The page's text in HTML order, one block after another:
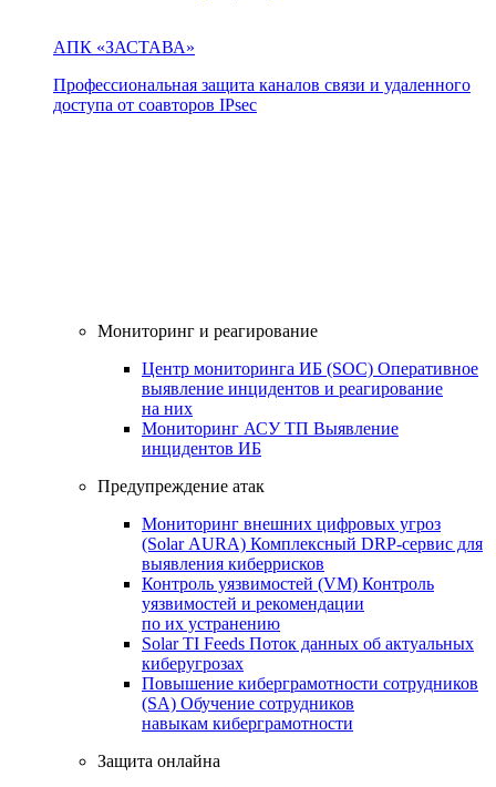
АПК «ЗАСТАВА»
Профессиональная защита каналов связи и удаленного
доступа от соавторов IPsec
Мониторинг и реагирование
Центр мониторинга ИБ (SOC) Оперативное
выявление инцидентов и реагирование
на них
Мониторинг АСУ ТП Выявление
инцидентов ИБ
Предупреждение атак
Мониторинг внешних цифровых угроз
(Solar AURA) Комплексный DRP-сервис для
выявления киберрисков
Контроль уязвимостей (VM) Контроль
уязвимостей и рекомендации
по их устранению
Solar TI Feeds Поток данных об актуальных
киберугрозах
Повышение киберграмотности сотрудников
(SA) Обучение сотрудников
навыкам киберграмотности
Защита онлайна